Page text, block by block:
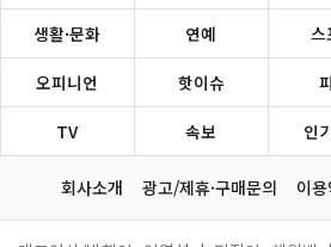
생활·문화 연예 스
오피니언 핫이슈
TV 속보 인
회사소개 광고/제휴·구매문의 이